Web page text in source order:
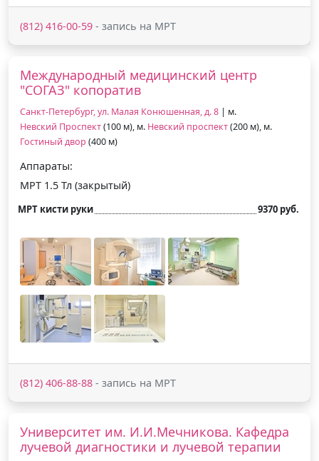
(812) 416-00-59 - запись на МРТ
Международный медицинский центр
"СОГАЗ" копоратив
Санкт-Петербург, ул. Малая Конюшенная, д. 8 | м.
Невский Проспект(100 м), м. Невский проспект(200 м), м.
Гостиный двор (400 м)
Аппараты:
МРТ 1.5 Тл (закрытый)
МРТ кисти руки 9370 руб.
(812) 406-88-88 - запись на МРТ
Университет им. И.И.Мечникова. Кафедра
лучевой диагностики и лучевой терапии